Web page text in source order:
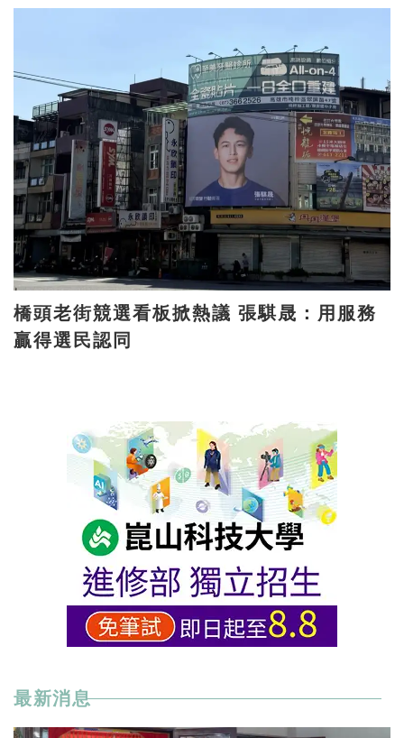
橋頭老街競選看板掀熱議 張騏晟：用服務
贏得選民認同
最新消息